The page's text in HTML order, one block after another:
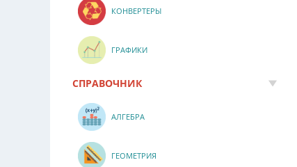
КОНВЕРТЕРЫ
ГРАФИКИ
СПРАВОЧНИК
АЛГЕБРА
ГЕОМЕТРИЯ